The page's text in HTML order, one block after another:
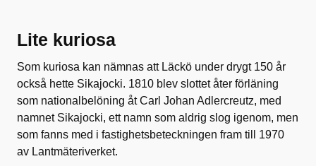
Lite kuriosa
Som kuriosa kan nämnas att Läckö under drygt 150 år
också hette Sikajocki. 1810 blev slottet åter förläning
som nationalbelöning åt Carl Johan Adlercreutz, med
namnet Sikajocki, ett namn som aldrig slog igenom, men
som fanns med i fastighetsbeteckningen fram till 1970
av Lantmäteriverket.